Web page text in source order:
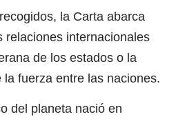
la Carta abarca
relaciones internacionales
de los estados o la
fuerza entre las naciones.
del planeta nació en